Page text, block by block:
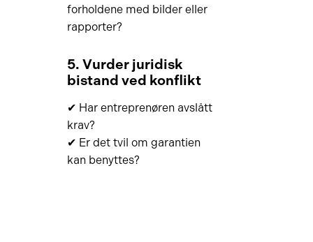
forholdene med bilder eller
rapporter?
5. Vurder juridisk
bistand ved konflikt
✔ Har entreprenøren avslått
krav?
✔ Er det tvil om garantien
kan benyttes?